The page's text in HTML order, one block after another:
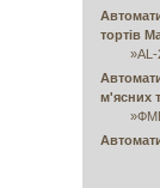
тортів
»AL-
м'ясних
»